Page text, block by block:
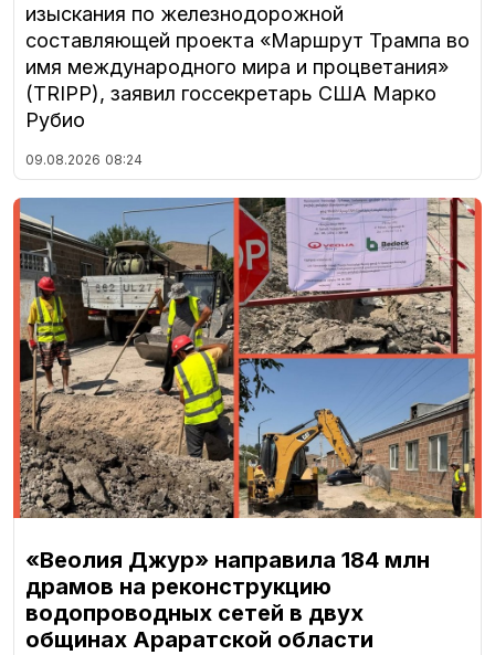
изыскания по железнодорожной
составляющей проекта «Маршрут Трампа во
имя международного мира и процветания»
(TRIPP), заявил госсекретарь США Марко
Рубио
09.08.2026 08:24
«Веолия Джур» направила 184 млн
драмов на реконструкцию
водопроводных сетей в двух
общинах Араратской области